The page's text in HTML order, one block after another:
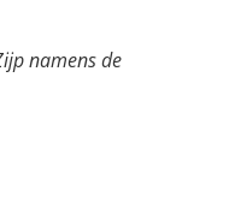
namens de